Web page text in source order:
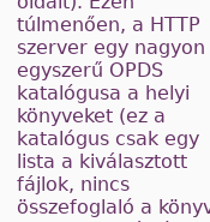
túlmenően, a HTTP
szerver egy nagyon
egyszerű OPDS
katalógusa a helyi
könyveket (ez a
katalógus csak egy
lista a kiválasztott
fájlok, nincs
összefoglaló a